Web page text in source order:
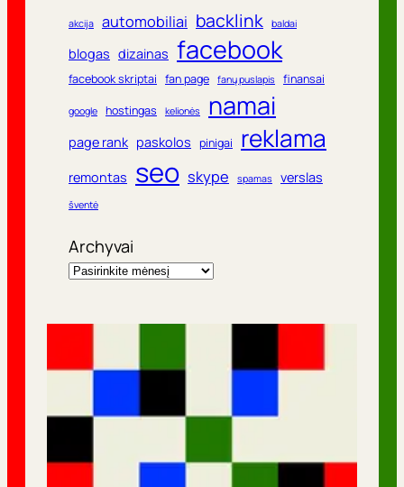
akcija automobiliai backlink baldai
blogas dizainas facebook
facebook skriptai fan page fanų puslapis finansai
google hostingas kelionės namai
page rank paskolos pinigai reklama
remontas seo skype spamas verslas
šventė
Archyvai